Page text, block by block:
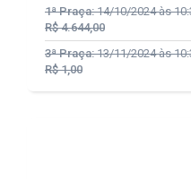
1ª Praça:14/10/2024 às
R$ 4.644,00
3ª Praça:13/11/2024 às
R$ 1,00